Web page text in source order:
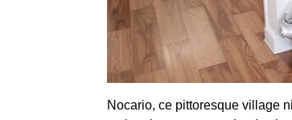
Nocario, ce pittoresque village